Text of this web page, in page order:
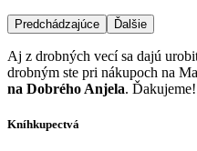
Predchádzajúce Ďalšie
Aj z drobných vecí sa dajú
drobným ste pri nákupoch na
na Dobrého Anjela. Ďakujeme!
Kníhkupectvá